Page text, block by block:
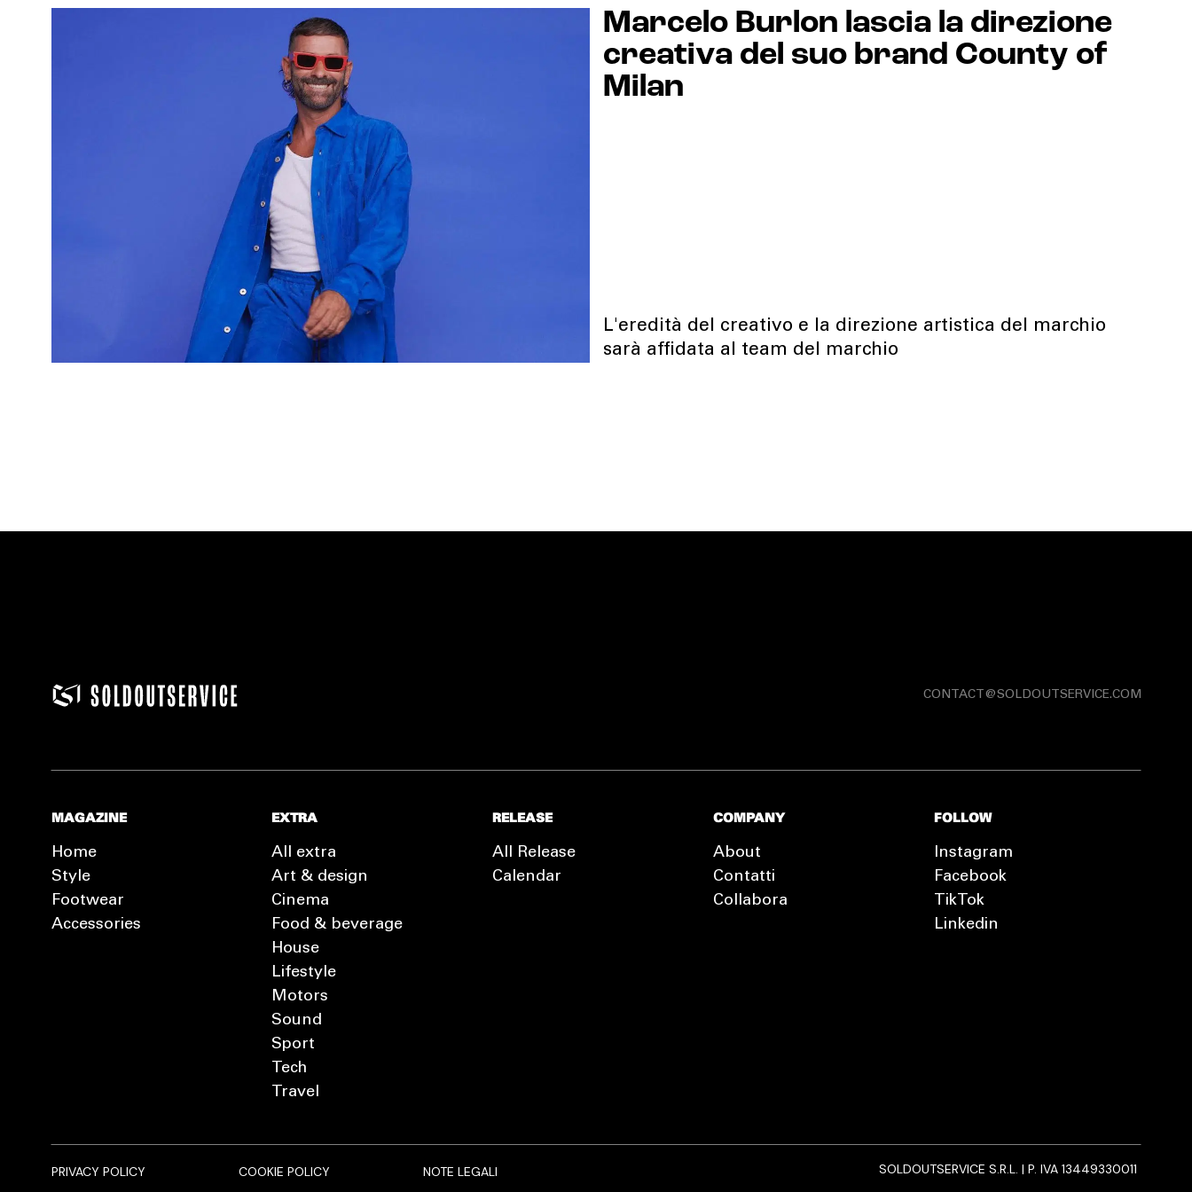
Marcelo Burlon lascia la direzione
creativa del suo brand County of
Milan
L'eredità del creativo e la direzione artistica del marchio
sarà affidata al team del marchio
CONTACT@SOLDOUTSERVICE.COM
MAGAZINE
Home
Style
Footwear
Accessories
EXTRA
All extra
Art & design
Cinema
Food & beverage
House
Lifestyle
Motors
Sound
Sport
Tech
Travel
RELEASE
All Release
Calendar
COMPANY
About
Contatti
Collabora
FOLLOW
Instagram
Facebook
TikTok
Linkedin
PRIVACY POLICY COOKIE POLICY NOTE LEGALI SOLDOUTSERVICE S.R.L. | P. IVA 13449330011